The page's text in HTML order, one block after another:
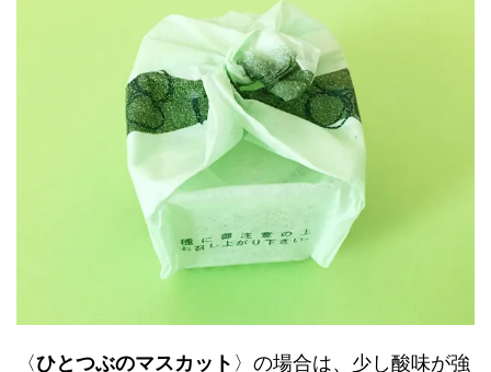
〈ひとつぶのマスカット 〉の場合は、少し酸味が強